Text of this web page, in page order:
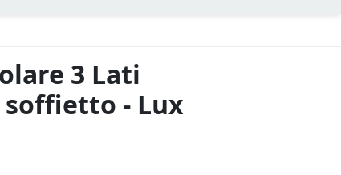
3 Lati
soffietto - Lux